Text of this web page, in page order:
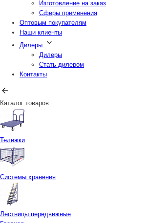
Изготовление на заказ
Сферы применения
Оптовым покупателям
Наши клиенты
Дилеры
Дилеры
Стать дилером
Контакты
Каталог товаров
Тележки
Системы хранения
Лестницы передвижные